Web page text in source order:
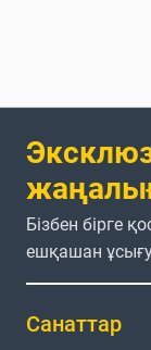
Бізбен бірге
ешқашан
Санаттар